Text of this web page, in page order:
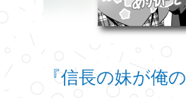
『信長の妹が俺